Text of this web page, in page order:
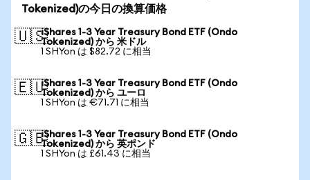
Tokenized)の今日の換算価格
🇺🇸iShares 1-3 Year Treasury Bond ETF (Ondo
Tokenized) から 米ドル
1 SHYon は $82.72 に相当
🇪🇺iShares 1-3 Year Treasury Bond ETF (Ondo
Tokenized) から ユーロ
1 SHYon は €71.71 に相当
🇬🇧iShares 1-3 Year Treasury Bond ETF (Ondo
Tokenized) から 英ポンド
1 SHYon は £61.43 に相当